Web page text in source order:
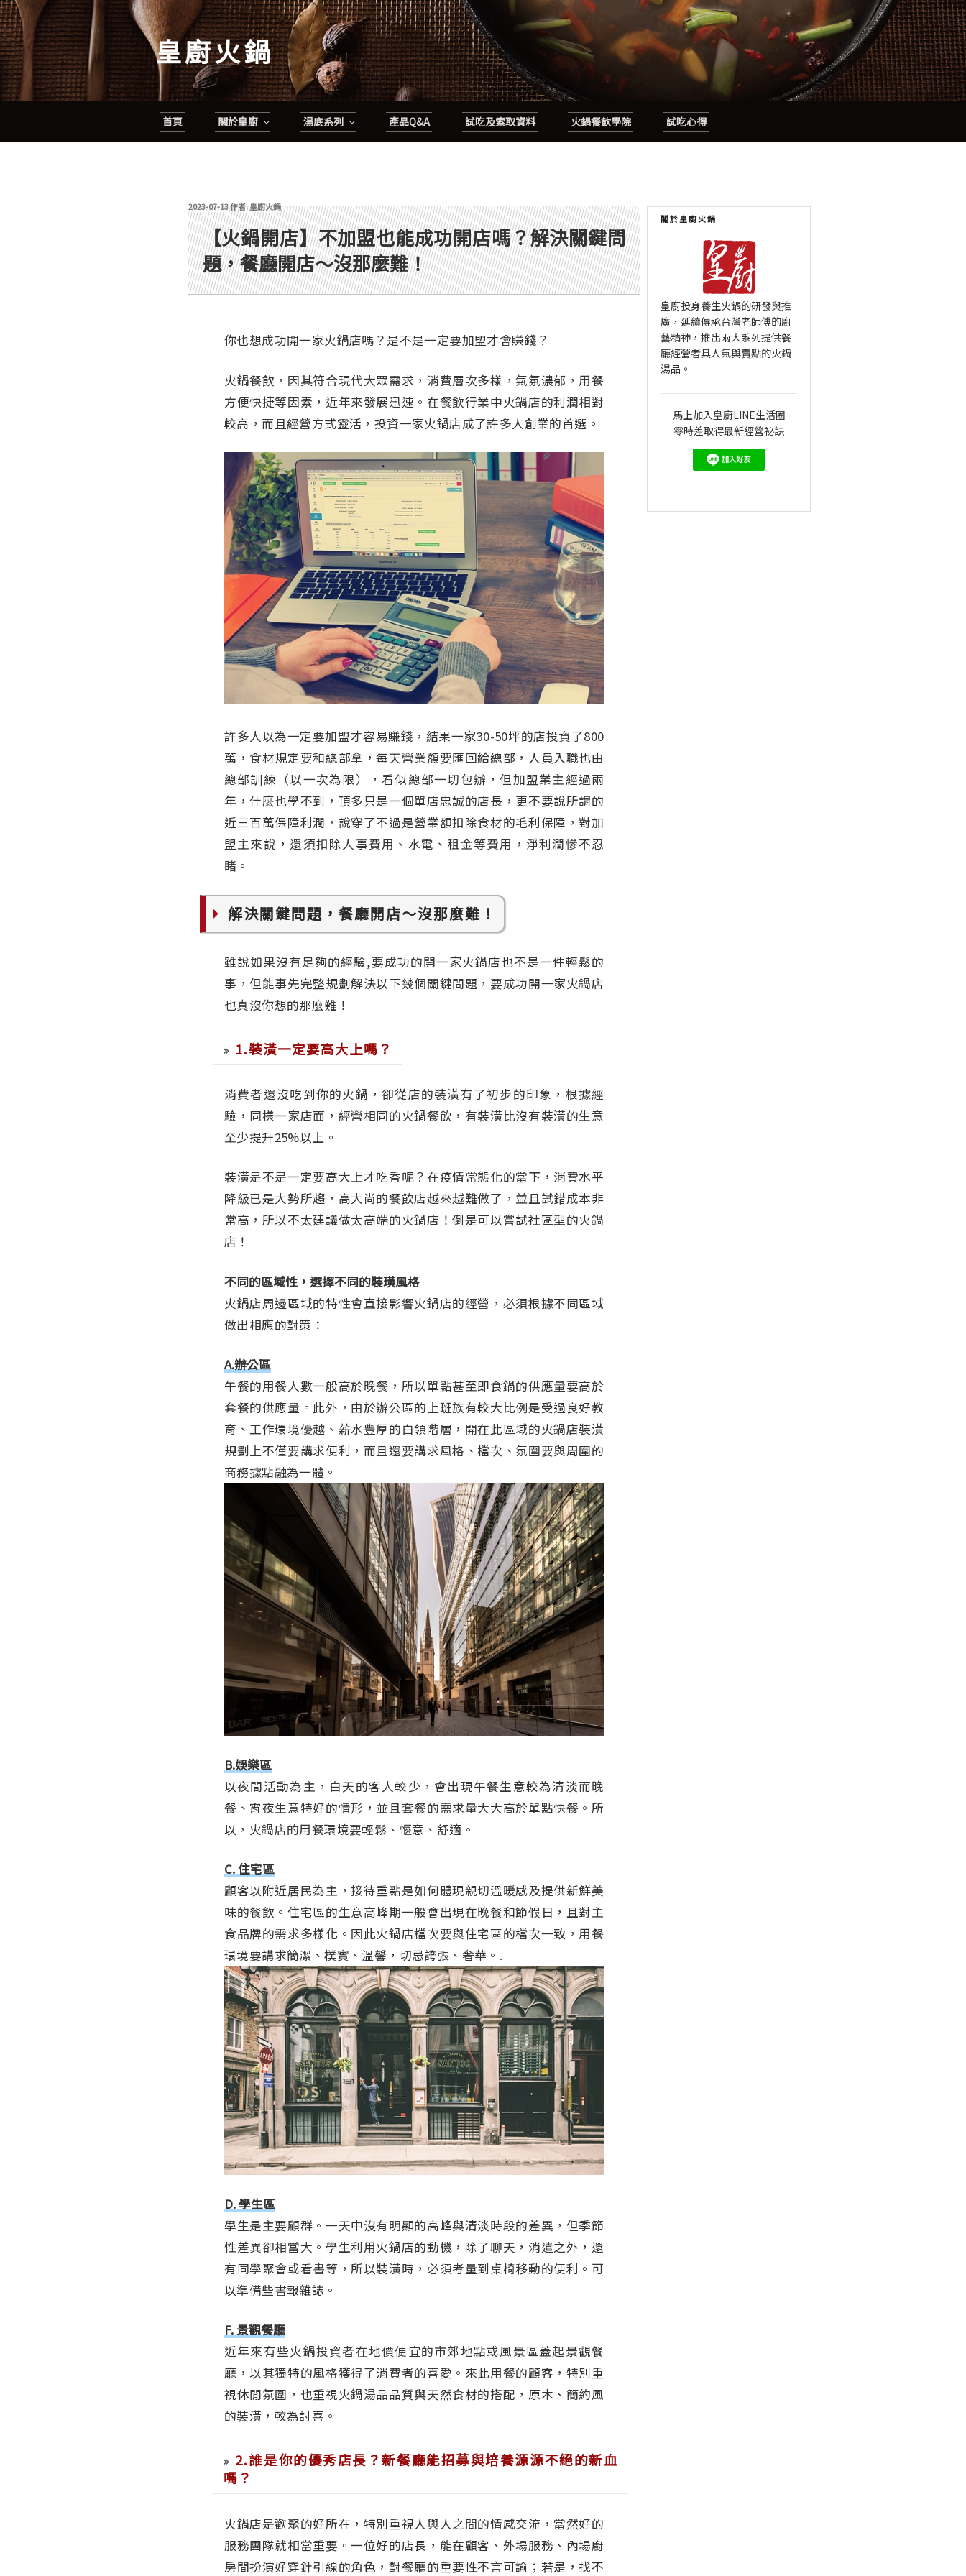
跳
至
主
要
內
容
皇廚火鍋
首頁 關於皇廚 湯底系列 產品Q&A 試吃及索取資料 火鍋餐飲學院 試吃心得
發佈於
2023-07-13作者:皇廚火鍋
【火鍋開店】不加盟也能成功開店嗎？解決關鍵問
題，餐廳開店～沒那麼難！
你也想成功開一家火鍋店嗎？是不是一定要加盟才會賺錢？
火鍋餐飲，因其符合現代大眾需求，消費層次多樣，氣氛濃郁，用餐
方便快捷等因素，近年來發展迅速。在餐飲行業中火鍋店的利潤相對
較高，而且經營方式靈活，投資一家火鍋店成了許多人創業的首選。
許多人以為一定要加盟才容易賺錢，結果一家30-50坪的店投資了800
萬，食材規定要和總部拿，每天營業額要匯回給總部，人員入職也由
總部訓練（以一次為限），看似總部一切包辦，但加盟業主經過兩
年，什麼也學不到，頂多只是一個單店忠誠的店長，更不要說所謂的
近三百萬保障利潤，說穿了不過是營業額扣除食材的毛利保障，對加
盟主來說，還須扣除人事費用、水電、租金等費用，淨利潤慘不忍
睹。
解決關鍵問題，餐廳開店～沒那麼難！
雖說如果沒有足夠的經驗,要成功的開一家火鍋店也不是一件輕鬆的
事，但能事先完整規劃解決以下幾個關鍵問題，要成功開一家火鍋店
也真沒你想的那麼難！
1.裝潢一定要高大上嗎？
消費者還沒吃到你的火鍋，卻從店的裝潢有了初步的印象，根據經
驗，同樣一家店面，經營相同的火鍋餐飲，有裝潢比沒有裝潢的生意
至少提升25%以上。
裝潢是不是一定要高大上才吃香呢？在疫情常態化的當下，消費水平
降級已是大勢所趨，高大尚的餐飲店越來越難做了，並且試錯成本非
常高，所以不太建議做太高端的火鍋店！倒是可以嘗試社區型的火鍋
店！
不同的區域性，選擇不同的裝璜風格
火鍋店周邊區域的特性會直接影響火鍋店的經營，必須根據不同區域
做出相應的對策：
A.辦公區
午餐的用餐人數一般高於晚餐，所以單點甚至即食鍋的供應量要高於
套餐的供應量。此外，由於辦公區的上班族有較大比例是受過良好教
育、工作環境優越、薪水豐厚的白領階層，開在此區域的火鍋店裝潢
規劃上不僅要講求便利，而且還要講求風格、檔次、氛圍要與周圍的
商務據點融為一體。
B.娛樂區
以夜間活動為主，白天的客人較少，會出現午餐生意較為清淡而晚
餐、宵夜生意特好的情形，並且套餐的需求量大大高於單點快餐。所
以，火鍋店的用餐環境要輕鬆、愜意、舒適。
C. 住宅區
顧客以附近居民為主，接待重點是如何體現親切溫暖感及提供新鮮美
味的餐飲。住宅區的生意高峰期一般會出現在晚餐和節假日，且對主
食品牌的需求多樣化。因此火鍋店檔次要與住宅區的檔次一致，用餐
環境要講求簡潔、樸實、溫馨，切忌誇張、奢華。.
D. 學生區
學生是主要顧群。一天中沒有明顯的高峰與清淡時段的差異，但季節
性差異卻相當大。學生利用火鍋店的動機，除了聊天，消遣之外，還
有同學聚會或看書等，所以裝潢時，必須考量到桌椅移動的便利。可
以準備些書報雜誌。
F. 景觀餐廳
近年來有些火鍋投資者在地價便宜的市郊地點或風景區蓋起景觀餐
廳，以其獨特的風格獲得了消費者的喜愛。來此用餐的顧客，特別重
視休閒氛圍，也重視火鍋湯品品質與天然食材的搭配，原木、簡約風
的裝潢，較為討喜。
2.誰是你的優秀店長？新餐廳能招募與培養源源不絕的新血
嗎？
火鍋店是歡聚的好所在，特別重視人與人之間的情感交流，當然好的
服務團隊就相當重要。一位好的店長，能在顧客、外場服務、內場廚
房間扮演好穿針引線的角色，對餐廳的重要性不言可諭；若是，找不
關於皇廚火鍋
皇廚投身養生火鍋的研發與推
廣，延續傳承台灣老師傅的廚
藝精神，推出兩大系列提供餐
廳經營者具人氣與賣點的火鍋
湯品。
馬上加入皇廚LINE生活圈
零時差取得最新經營祕訣